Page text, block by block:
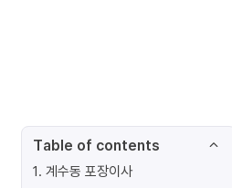
Table of contents
1. 계수동 포장이사